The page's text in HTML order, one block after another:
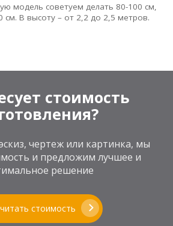
модель советуем делать 80-100 см,
см. В высоту – от 2,2 до 2,5 метров.
стоимость
чертеж или картинка, мы
и предложим лучшее и
решение
стоимость